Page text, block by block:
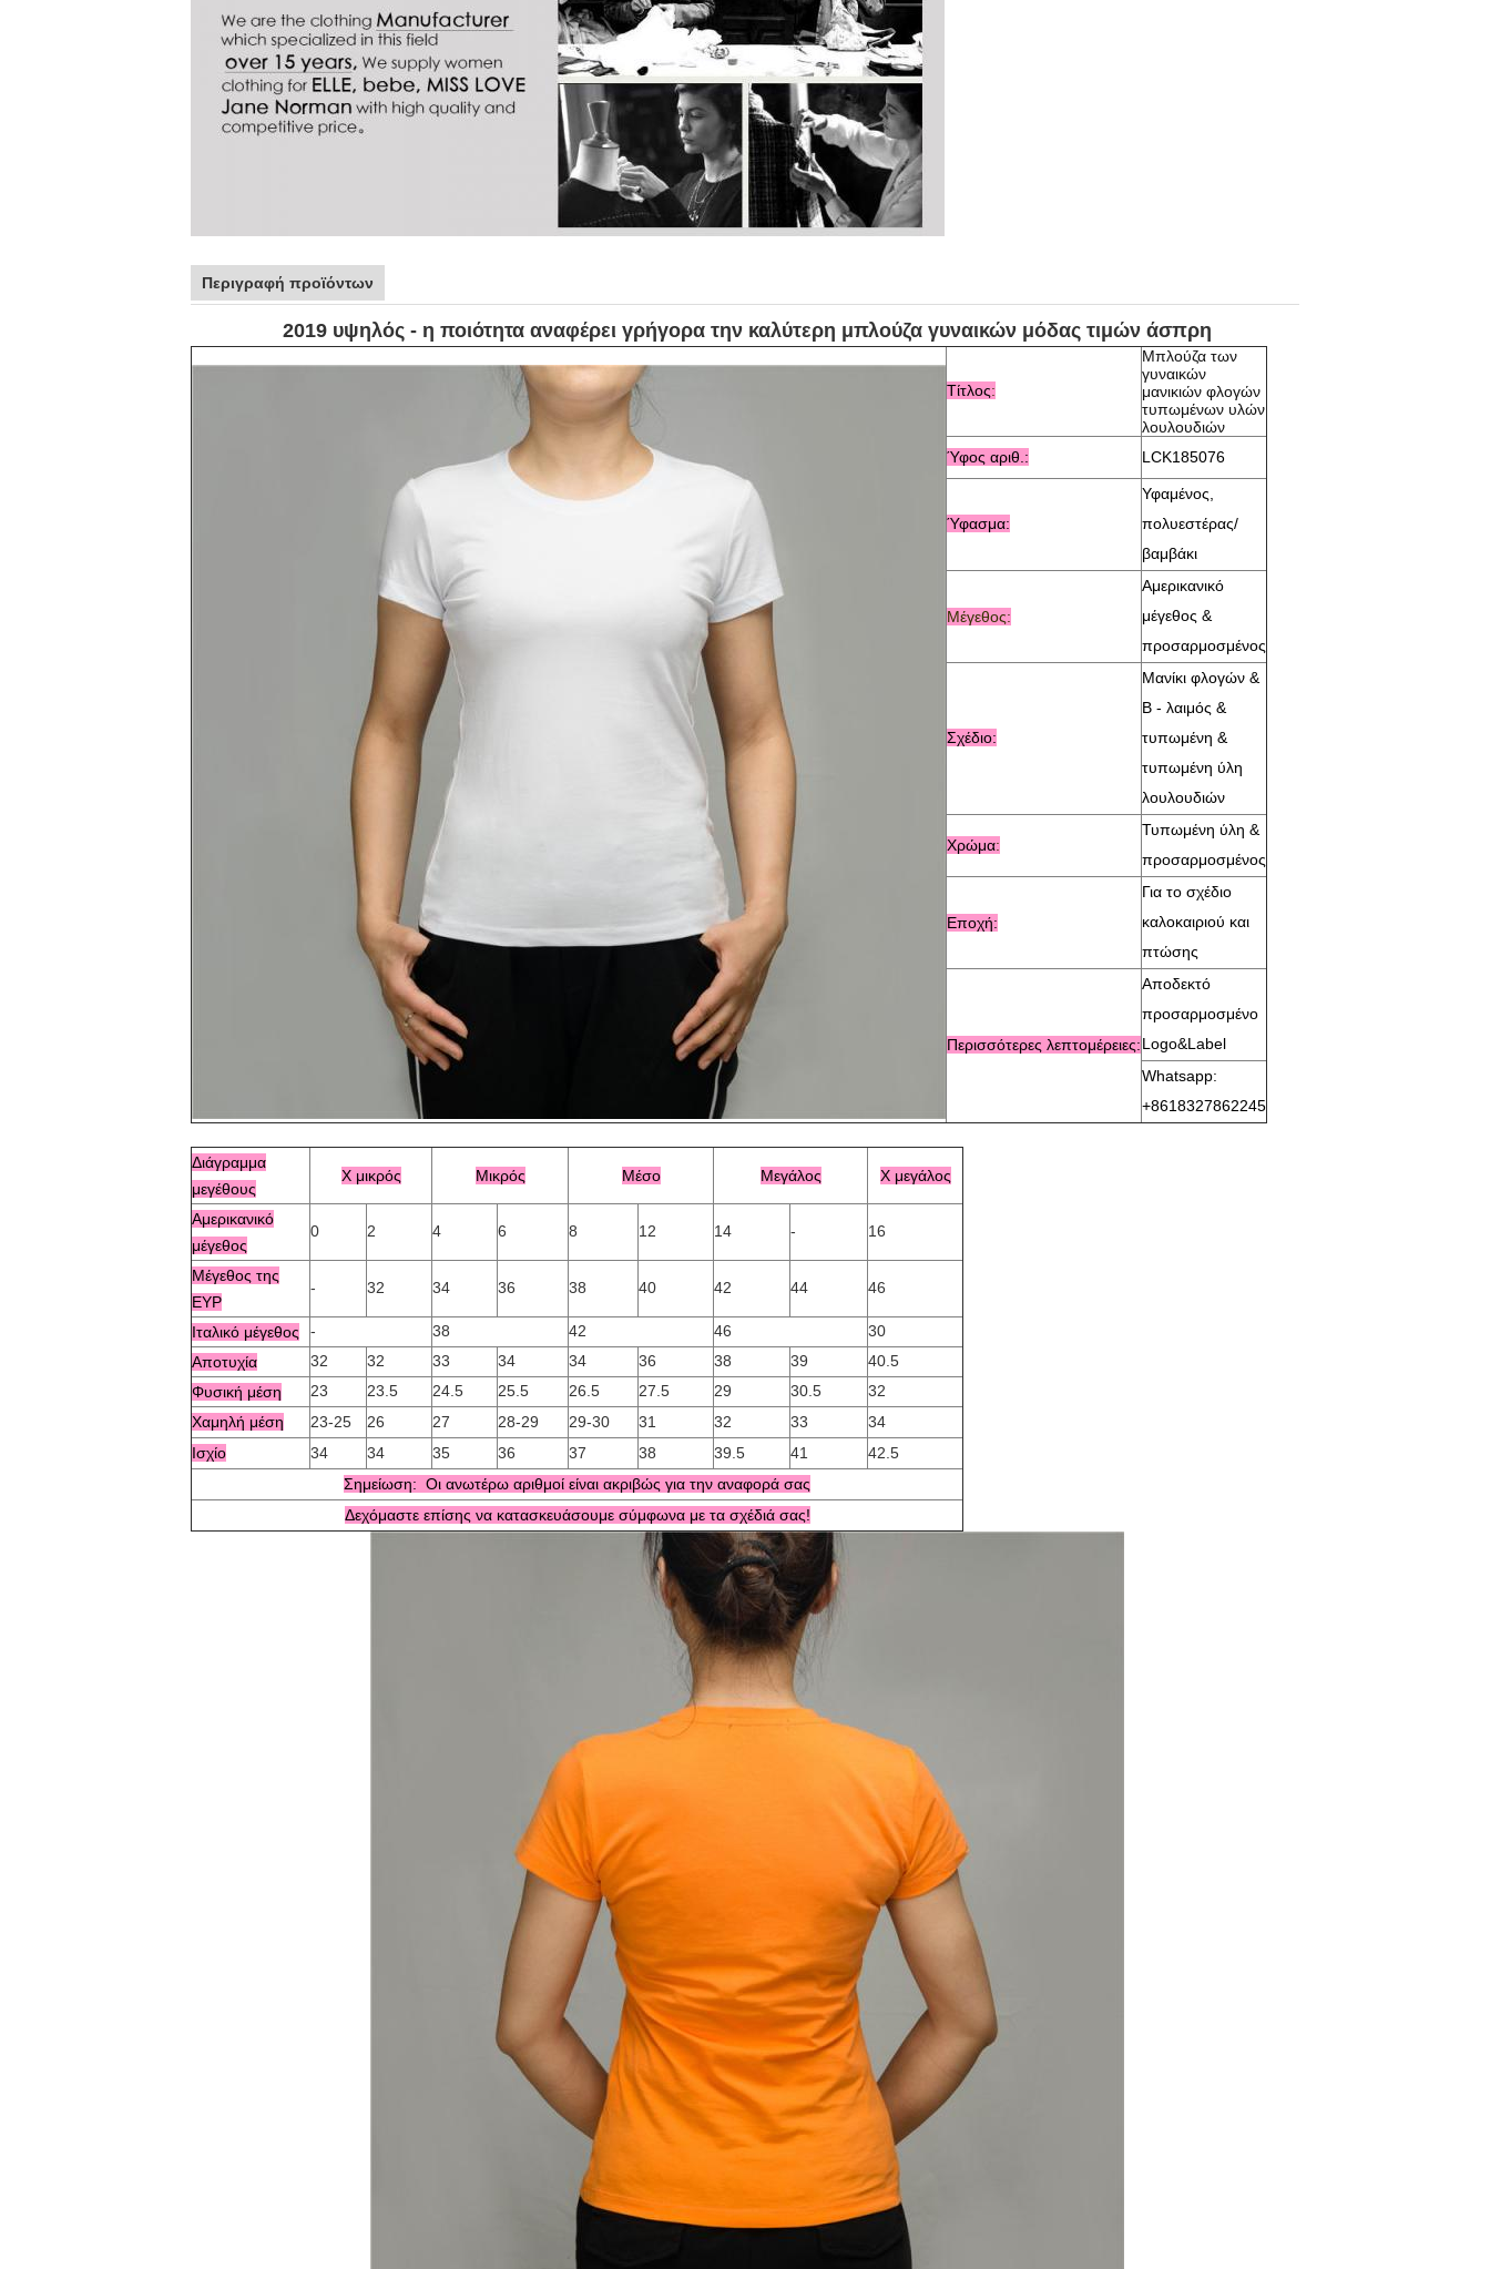
Περιγραφή προϊόντων
2019 υψηλός - η ποιότητα αναφέρει γρήγορα την καλύτερη μπλούζα γυναικών μόδας τιμών άσπρη
Τίτλος:
Μπλούζα των
γυναικών
μανικιών φλογών
τυπωμένων υλών
λουλουδιών
Ύφος αριθ.:
LCK185076
Ύφασμα:
Υφαμένος,
πολυεστέρας/
βαμβάκι
Μέγεθος:
Αμερικανικό
μέγεθος &
προσαρμοσμένος
Σχέδιο:
Μανίκι φλογών &
Β - λαιμός &
τυπωμένη &
τυπωμένη ύλη
λουλουδιών
Χρώμα:
Τυπωμένη ύλη &
προσαρμοσμένος
Εποχή:
Για το σχέδιο
καλοκαιριού και
πτώσης
Περισσότερες λεπτομέρειες:
Αποδεκτό
προσαρμοσμένο
Logo&Label
Whatsapp:
+8618327862245
Διάγραμμα
μεγέθους
Χ μικρός Μικρός Μέσο Μεγάλος Χ μεγάλος
Αμερικανικό
μέγεθος
0 2 4 6 8 12 14 - 16
Μέγεθος της
ΕΥΡ
- 32 34 36 38 40 42 44 46
Ιταλικό μέγεθος - 38 42 46
30
Αποτυχία
32 32 33 34 34 36 38 39
40.5
Φυσική μέση
23 23.5 24.5 25.5 26.5 27.5 29 30.5
32
Χαμηλή μέση
23-25 26 27 28-29 29-30 31 32 33
34
Ισχίο
34 34 35 36 37 38 39.5 41
42.5
Σημείωση: Οι ανωτέρω αριθμοί είναι ακριβώς για την αναφορά σας
Δεχόμαστε επίσης να κατασκευάσουμε σύμφωνα με τα σχέδιά σας!